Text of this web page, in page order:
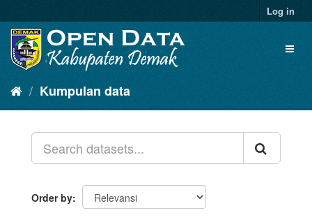
Log in
Kumpulan data
Order by